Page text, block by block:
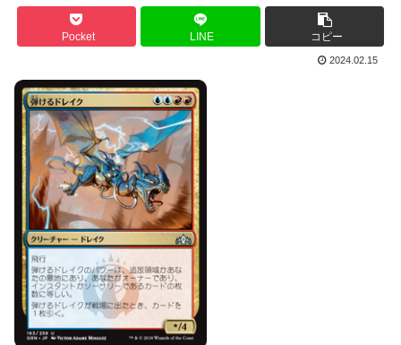
Pocket LINE コピー
2024.02.15